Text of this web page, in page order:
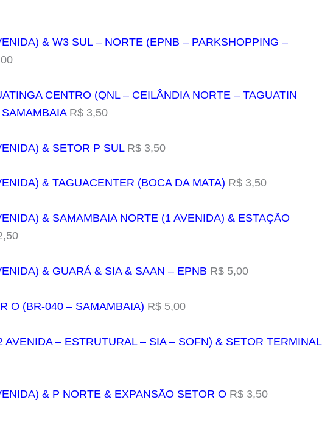
& W3 SUL – NORTE (EPNB – PARKSHOPPING –
CENTRO (QNL – CEILÂNDIA NORTE – TAGUATIN
R$ 3,50
& SETOR P SULR$ 3,50
& TAGUACENTER (BOCA DA MATA) R$ 3,50
& SAMAMBAIA NORTE (1 AVENIDA) & ESTAÇÃO
& GUARÁ & SIA & SAAN – EPNB R$ 5,00
O (BR-040 – SAMAMBAIA) R$ 5,00
– ESTRUTURAL – SIA – SOFN) & SETOR TERMINAL
& P NORTE & EXPANSÃO SETOR O R$ 3,50